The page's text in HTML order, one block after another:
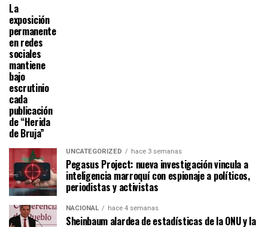
La
exposición
permanente
en redes
sociales
mantiene
bajo
escrutinio
cada
publicación
de “Herida
de Bruja”
UNCATEGORIZED hace 3 semanas
Pegasus Project: nueva investigación vincula a
inteligencia marroquí con espionaje a políticos,
periodistas y activistas
NACIONAL hace 4 semanas
Sheinbaum alardea de estadísticas de la ONU y la